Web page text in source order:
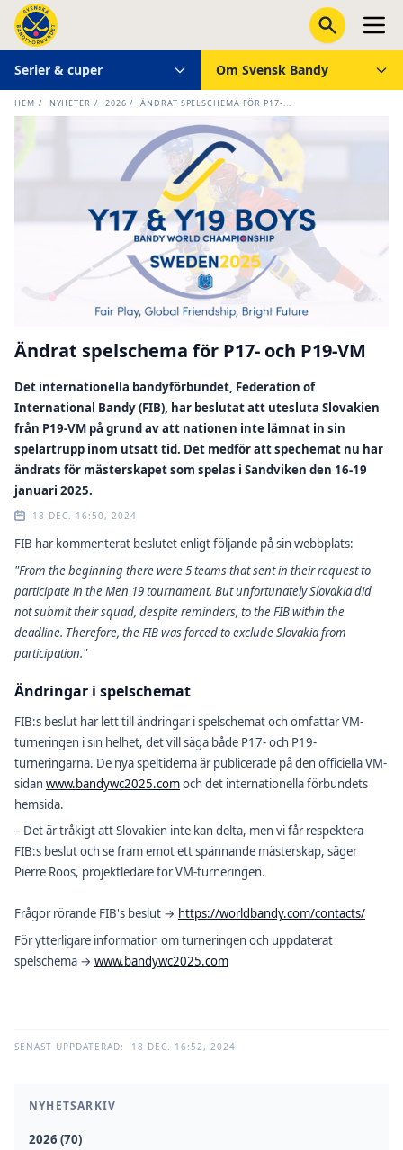
Serier & cuper Om Svensk Bandy
HEM / NYHETER / 2026 / ÄNDRAT SPELSCHEMA FÖR P17-...
NYHETSARKIV
2026 (70)
Ändrat spelschema för P17- och P19-VM
Det internationella bandyförbundet, Federation of
International Bandy (FIB), har beslutat att utesluta Slovakien
från P19-VM på grund av att nationen inte lämnat in sin
spelartrupp inom utsatt tid. Det medför att spechemat nu har
ändrats för mästerskapet som spelas i Sandviken den 16-19
januari 2025.
18 DEC. 16:50, 2024
FIB har kommenterat beslutet enligt följande på sin webbplats:
"From the beginning there were 5 teams that sent in their request to
participate in the Men 19 tournament. But unfortunately Slovakia did
not submit their squad, despite reminders, to the FIB within the
deadline. Therefore, the FIB was forced to exclude Slovakia from
participation."
Ändringar i spelschemat
FIB:s beslut har lett till ändringar i spelschemat och omfattar VM-
turneringen i sin helhet, det vill säga både P17- och P19-
turneringarna. De nya speltiderna är publicerade på den officiella VM-
sidan www.bandywc2025.comoch det internationella förbundets
hemsida.
– Det är tråkigt att Slovakien inte kan delta, men vi får respektera
FIB:s beslut och se fram emot ett spännande mästerskap, säger
Pierre Roos, projektledare för VM-turneringen.
Frågor rörande FIB's beslut → https://worldbandy.com/contacts/
För ytterligare information om turneringen och uppdaterat
spelschema → www.bandywc2025.com
SENAST UPPDATERAD: 18 DEC. 16:52, 2024